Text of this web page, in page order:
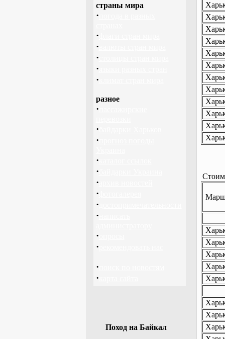
страны мира
·
·
·
·
·
·
разное
·
·
·
·
·
·
·
·
·
·
·
·
·
Поход на Байкал